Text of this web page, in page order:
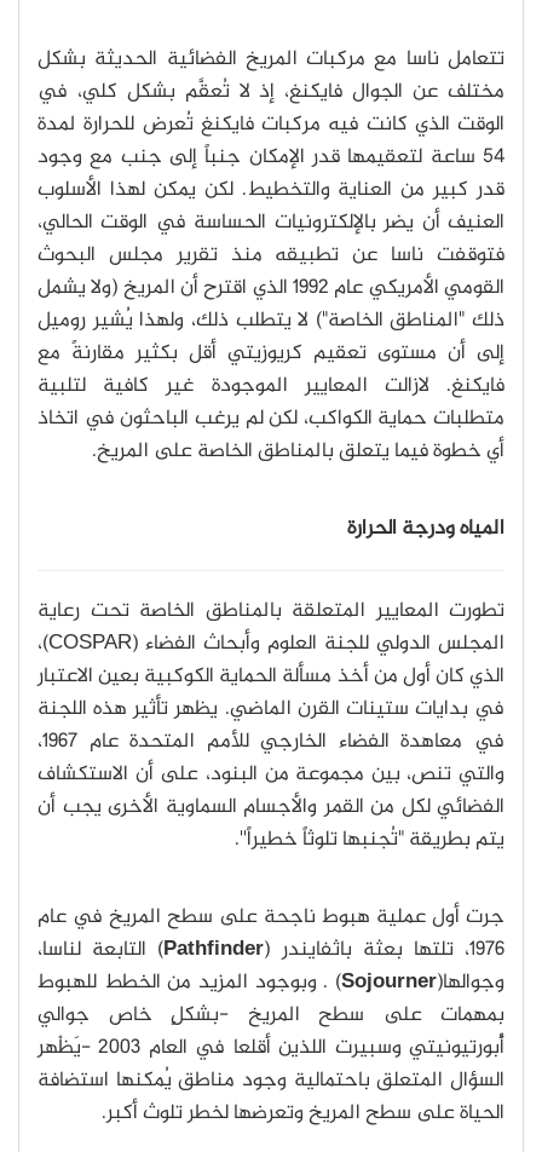
تتعامل ناسا مع مركبات المريخ الفضائية الحديثة بشكل
مختلف عن الجوال فايكنغ، إذ لا تُعقَّم بشكل كلي، في
الوقت الذي كانت فيه مركبات فايكنغ تُعرض للحرارة لمدة
54 ساعة لتعقيمها قدر الإمكان جنباً إلى جنب مع وجود
قدر كبير من العناية والتخطيط. لكن يمكن لهذا الأسلوب
العنيف أن يضر بالإلكترونيات الحساسة في الوقت الحالي،
فتوقفت ناسا عن تطبيقه منذ تقرير مجلس البحوث
القومي الأمريكي عام 1992 الذي اقترح أن المريخ (ولا يشمل
ذلك "المناطق الخاصة") لا يتطلب ذلك، ولهذا يُشير روميل
إلى أن مستوى تعقيم كريوزيتي أقل بكثير مقارنةً مع
فايكنغ. لازالت المعايير الموجودة غير كافية لتلبية
متطلبات حماية الكواكب، لكن لم يرغب الباحثون في اتخاذ
أي خطوة فيما يتعلق بالمناطق الخاصة على المريخ.
المياه ودرجة الحرارة
تطورت المعايير المتعلقة بالمناطق الخاصة تحت رعاية
المجلس الدولي للجنة العلوم وأبحاث الفضاء (COSPAR)،
الذي كان أول من أخذ مسألة الحماية الكوكبية بعين الاعتبار
في بدايات ستينات القرن الماضي. يظهر تأثير هذه اللجنة
في معاهدة الفضاء الخارجي للأمم المتحدة عام 1967،
والتي تنص، بين مجموعة من البنود، على أن الاستكشاف
الفضائي لكل من القمر والأجسام السماوية الأخرى يجب أن
يتم بطريقة "تُجنبها تلوثاً خطيراً''.
جرت أول عملية هبوط ناجحة على سطح المريخ في عام
1976، تلتها بعثة باثفايندر (
Pathfinder) التابعة لناسا،
وجوالها(Sojourner) . وبوجود المزيد من الخطط للهبوط
بمهمات على سطح المريخ -بشكلٍ خاص جوالي
أُبورتيونيتي وسبيرت اللذين أقلعا في العام 2003 -يَظْهر
السؤال المتعلق باحتمالية وجود مناطق يُمكنها استضافة
الحياة على سطح المريخ وتعرضها لخطر تلوث أكبر.